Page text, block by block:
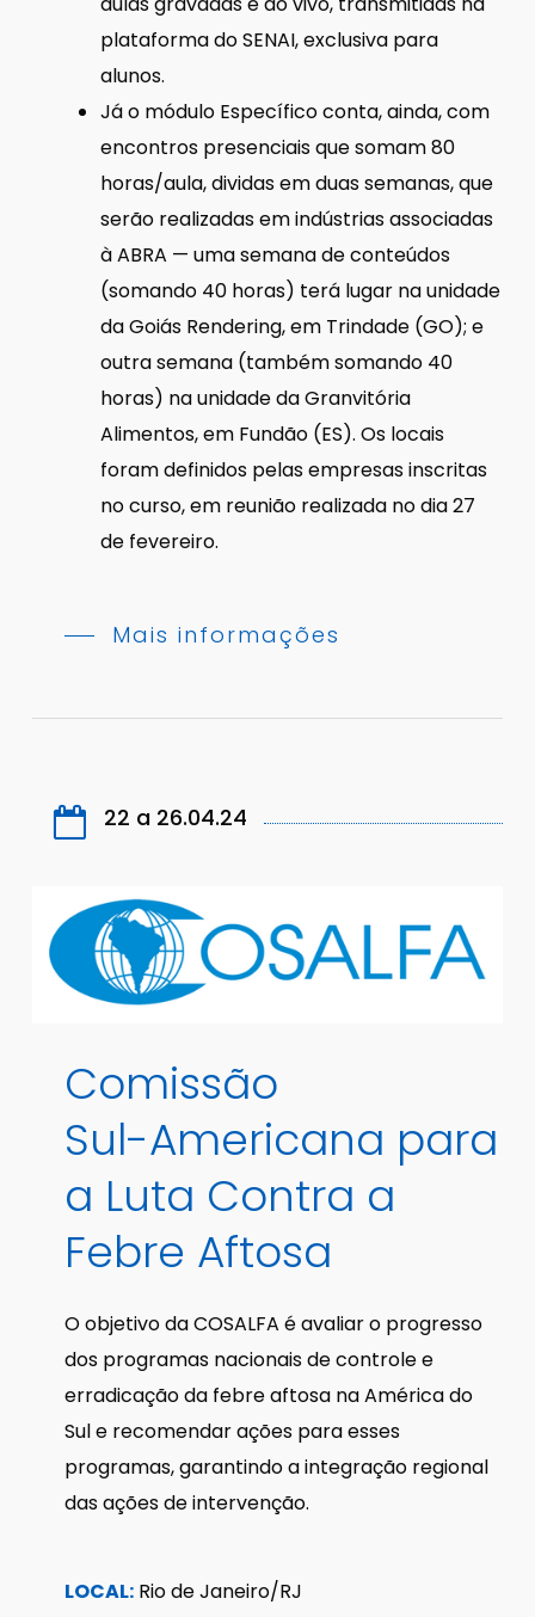
plataforma do SENAI, exclusiva para
alunos.
Já o módulo Específico conta, ainda, com
encontros presenciais que somam 80
horas/aula, dividas em duas semanas, que
serão realizadas em indústrias associadas
à ABRA — uma semana de conteúdos
(somando 40 horas) terá lugar na unidade
da Goiás Rendering, em Trindade (GO); e
outra semana (também somando 40
horas) na unidade da Granvitória
Alimentos, em Fundão (ES). Os locais
foram definidos pelas empresas inscritas
no curso, em reunião realizada no dia 27
de fevereiro.
Mais informações
22 a 26.04.24
Comissão
Sul-Americana para
a Luta Contra a
Febre Aftosa
O objetivo da COSALFA é avaliar o progresso
dos programas nacionais de controle e
erradicação da febre aftosa na América do
Sul e recomendar ações para esses
programas, garantindo a integração regional
das ações de intervenção.
LOCAL:Rio de Janeiro/RJ